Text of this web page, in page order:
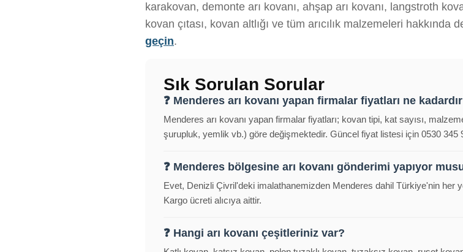
karakovan, demonte arı kovanı, ahşap arı kovanı, langstroth
kovan çıtası, kovan altlığı ve tüm arıcılık malzemeleri hakkında
geçin.
Sık Sorulan Sorular
❓ Menderes arı kovanı yapan firmalar fiyatları ne
Menderes arı kovanı yapan firmalar fiyatları; kovan tipi, kat sayısı,
şurupluk, yemlik vb.) göre değişmektedir. Güncel fiyat listesi için 0530 345
❓ Menderes bölgesine arı kovanı gönderimi yapıyor
Evet, Denizli Çivril'deki imalathanemizden Menderes dahil Türkiye'nin her
Kargo ücreti alıcıya aittir.
❓ Hangi arı kovanı çeşitleriniz var?